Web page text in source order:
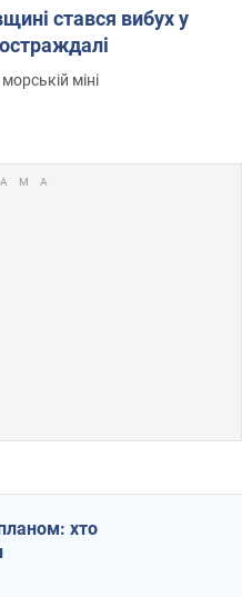
стався вибух у
міні
хто